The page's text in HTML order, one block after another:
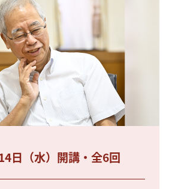
日（水）開講・全6回